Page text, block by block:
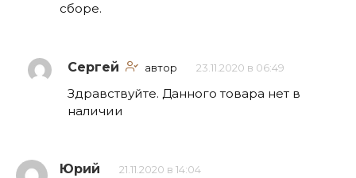
сборе.
Сергей автор 23.11.2020 в 06:49
Здравствуйте. Данного товара нет в
наличии
Юрий 21.11.2020 в 14:04